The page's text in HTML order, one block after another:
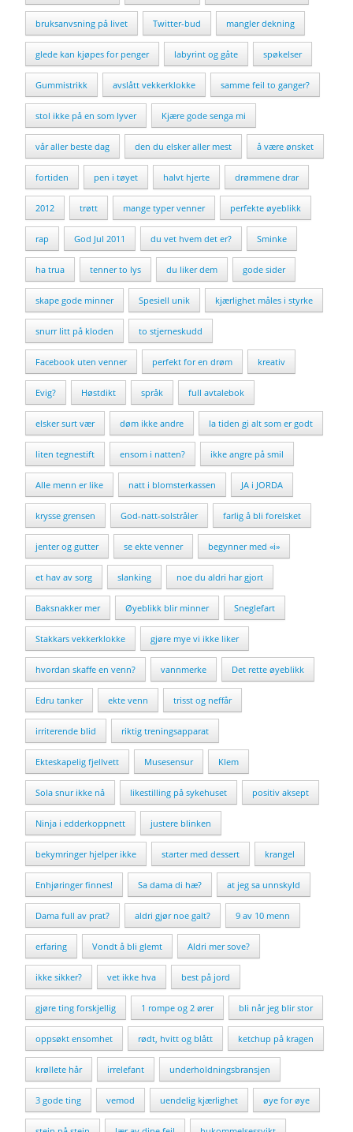
bruksanvsning på livet Twitter-bud mangler dekning
glede kan kjøpes for penger labyrint og gåte spøkelser
Gummistrikk avslått vekkerklokke samme feil to ganger?
stol ikke på en som lyver Kjære gode senga mi
vår aller beste dag den du elsker aller mest å være ønsket
fortiden pen i tøyet halvt hjerte drømmene drar
2012 trøtt mange typer venner perfekte øyeblikk
rap God Jul 2011 du vet hvem det er? Sminke
ha trua tenner to lys du liker dem gode sider
skape gode minner Spesiell unik kjærlighet måles i styrke
snurr litt på kloden to stjerneskudd
Facebook uten venner perfekt for en drøm kreativ
Evig? Høstdikt språk full avtalebok
elsker surt vær døm ikke andre la tiden gi alt som er godt
liten tegnestift ensom i natten? ikke angre på smil
Alle menn er like natt i blomsterkassen JA i JORDA
krysse grensen God-natt-solstråler farlig å bli forelsket
jenter og gutter se ekte venner begynner med «i»
et hav av sorg slanking noe du aldri har gjort
Baksnakker mer Øyeblikk blir minner Sneglefart
Stakkars vekkerklokke gjøre mye vi ikke liker
hvordan skaffe en venn? vannmerke Det rette øyeblikk
Edru tanker ekte venn trisst og neffår
irriterende blid riktig treningsapparat
Ekteskapelig fjellvett Musesensur Klem
Sola snur ikke nå likestilling på sykehuset positiv aksept
Ninja i edderkoppnett justere blinken
bekymringer hjelper ikke starter med dessert krangel
Enhjøringer finnes! Sa dama di hæ? at jeg sa unnskyld
Dama full av prat? aldri gjør noe galt? 9 av 10 menn
erfaring Vondt å bli glemt Aldri mer sove?
ikke sikker? vet ikke hva best på jord
gjøre ting forskjellig 1 rompe og 2 ører bli når jeg blir stor
oppsøkt ensomhet rødt, hvitt og blått ketchup på kragen
krøllete hår irrelefant underholdningsbransjen
3 gode ting vemod uendelig kjærlighet øye for øye